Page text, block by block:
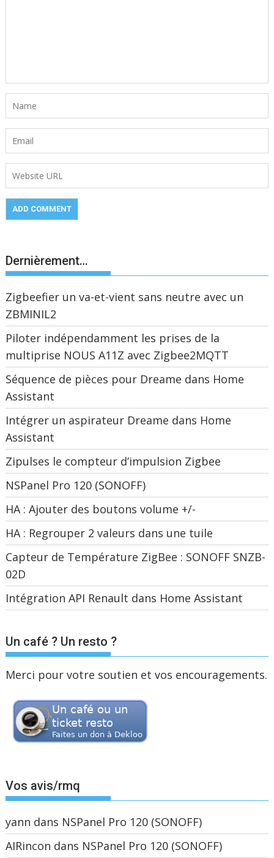
Dernièrement…
Zigbeefier un va-et-vient sans neutre avec un
ZBMINIL2
Piloter indépendamment les prises de la
multiprise NOUS A11Z avec Zigbee2MQTT
Séquence de pièces pour Dreame dans Home
Assistant
Intégrer un aspirateur Dreame dans Home
Assistant
Zipulses le compteur d’impulsion Zigbee
NSPanel Pro 120 (SONOFF)
HA : Ajouter des boutons volume +/-
HA : Regrouper 2 valeurs dans une tuile
Capteur de Température ZigBee : SONOFF SNZB-
02D
Intégration API Renault dans Home Assistant
Un café ? Un resto ?
Merci pour votre soutien et vos encouragements.
Vos avis/rmq
yann dans NSPanel Pro 120 (SONOFF)
AIRincon dans NSPanel Pro 120 (SONOFF)